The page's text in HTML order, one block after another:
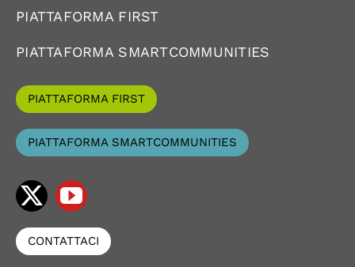
PIATTAFORMA FIRST
PIATTAFORMA SMARTCOMMUNITIES
PIATTAFORMA FIRST
PIATTAFORMA SMARTCOMMUNITIES
CONTATTACI